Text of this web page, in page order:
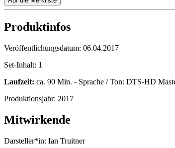
Produktinfos
Veröffentlichungsdatum: 06.04.2017
Set-Inhalt: 1
Laufzeit: ca. 90 Min. - Sprache / Ton: DTS-HD
Produktionsjahr: 2017
Mitwirkende
Darsteller*in: Ian Truitner